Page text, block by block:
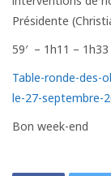
Présidente
59′ – 1h11 –
Table-ronde-des-
le-27-septembre-
Bon week-end